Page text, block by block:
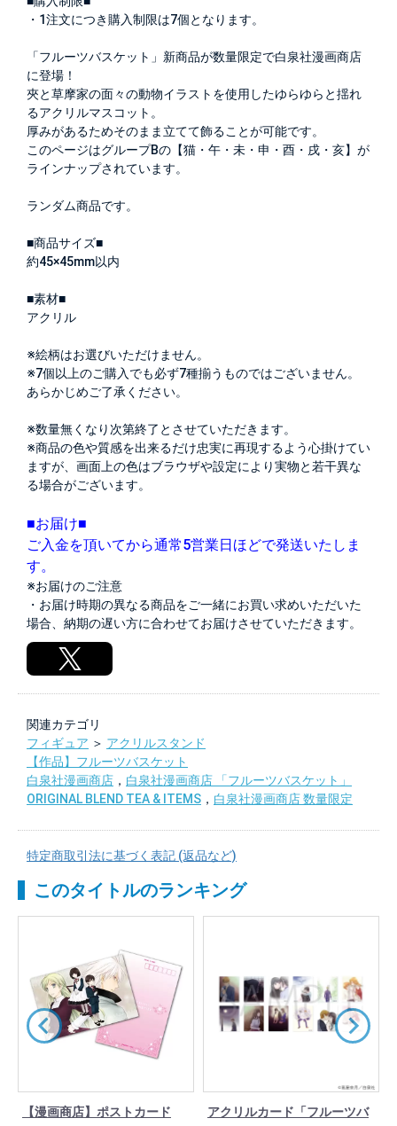
・1注文につき購入制限は7個となります。
「フルーツバスケット」新商品が数量限定で白泉社漫画商店
に登場！
夾と草摩家の面々の動物イラストを使用したゆらゆらと揺れ
るアクリルマスコット。
厚みがあるためそのまま立てて飾ることが可能です。
このページはグループBの【猫・午・未・申・酉・戌・亥】が
ラインナップされています。
ランダム商品です。
■商品サイズ■
約45×45mm以内
■素材■
アクリル
※絵柄はお選びいただけません。
※7個以上のご購入でも必ず7種揃うものではございません。
あらかじめご了承ください。
※数量無くなり次第終了とさせていただきます。
※商品の色や質感を出来るだけ忠実に再現するよう心掛けてい
ますが、画面上の色はブラウザや設定により実物と若干異な
る場合がございます。
■お届け■
ご入金を頂いてから通常5営業日ほどで発送いたしま
す。
※お届けのご注意
・お届け時期の異なる商品をご一緒にお買い求めいただいた
場合、納期の遅い方に合わせてお届けさせていただきます。
関連カテゴリ
フィギュア ＞ アクリルスタンド
【作品】フルーツバスケット
白泉社漫画商店 ， 白泉社漫画商店 「フルーツバスケット」
ORIGINAL BLEND TEA & ITEMS ， 白泉社漫画商店 数量限定
特定商取引法に基づく表記 (返品など)
このタイトルのランキング
【漫画商店】ポストカード
アクリルカード「フルーツバ